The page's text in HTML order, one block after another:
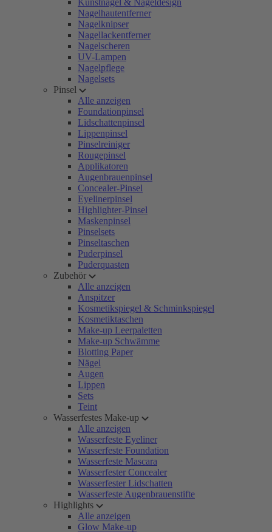
Kunstnägel & Nageldesign
Nagelhautentferner
Nagelknipser
Nagellackentferner
Nagelscheren
UV-Lampen
Nagelpflege
Nagelsets
Pinsel
Alle anzeigen
Foundationpinsel
Lidschattenpinsel
Lippenpinsel
Pinselreiniger
Rougepinsel
Applikatoren
Augenbrauenpinsel
Concealer-Pinsel
Eyelinerpinsel
Highlighter-Pinsel
Maskenpinsel
Pinselsets
Pinseltaschen
Puderpinsel
Puderquasten
Zubehör
Alle anzeigen
Anspitzer
Kosmetikspiegel & Schminkspiegel
Kosmetiktaschen
Make-up Leerpaletten
Make-up Schwämme
Blotting Paper
Nägel
Augen
Lippen
Sets
Teint
Wasserfestes Make-up
Alle anzeigen
Wasserfeste Eyeliner
Wasserfeste Foundation
Wasserfeste Mascara
Wasserfester Concealer
Wasserfester Lidschatten
Wasserfeste Augenbrauenstifte
Highlights
Alle anzeigen
Glow Make-up